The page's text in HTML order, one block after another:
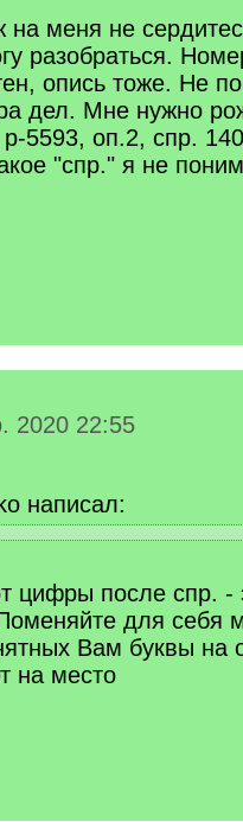
на меня не
разобраться.
опись тоже. Не
дел. Мне нужно
5593, оп.2, спр.
"спр." я не
2020 22:55
написал:
цифры после спр. -
для себя
Вам буквы на
на место